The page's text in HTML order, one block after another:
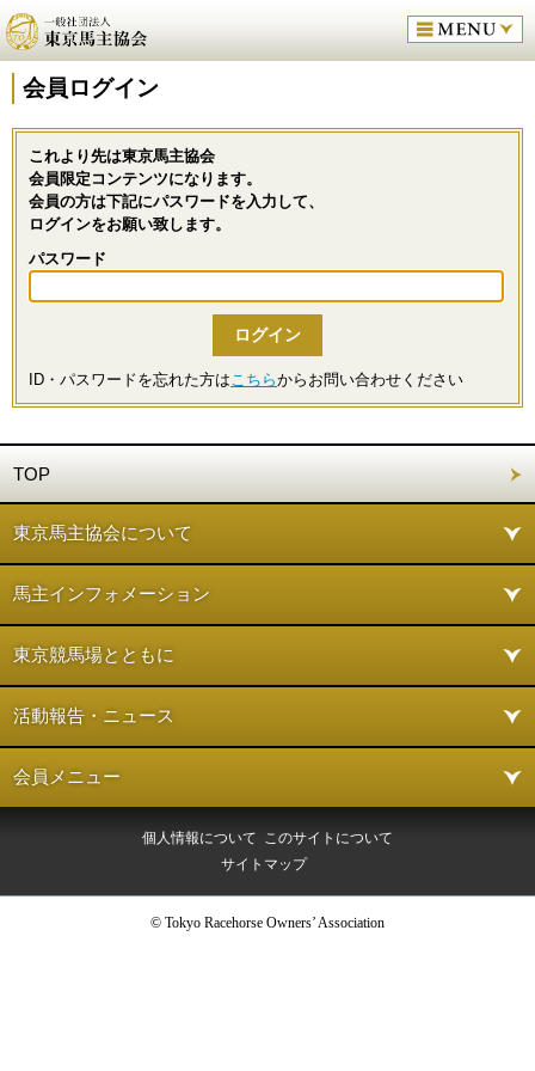
会員ログイン
これより先は東京馬主協会
会員限定コンテンツになります。
会員の方は下記にパスワードを入力して、
ログインをお願い致します。
パスワード
ID・パスワードを忘れた方はこちらからお問い合わせください
TOP
東京馬主協会について
馬主インフォメーション
東京競馬場とともに
活動報告・ニュース
会員メニュー
個人情報について このサイトについて
サイトマップ
© Tokyo Racehorse Owners’ Association